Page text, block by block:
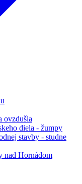
ovzdušia
diela - žumpy
stavby - studne
nad Hornádom